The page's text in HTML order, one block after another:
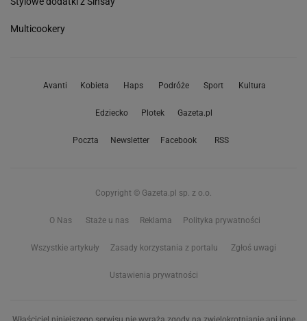
Multicookery
Avanti Kobieta Haps Podróże Sport Kultura
Edziecko Plotek Gazeta.pl
Poczta Newsletter Facebook RSS
Copyright © Gazeta.pl sp. z o.o.
O Nas Staże u nas Reklama Polityka prywatności
Wszystkie artykuły Zasady korzystania z portalu Zgłoś uwagi
Ustawienia prywatności